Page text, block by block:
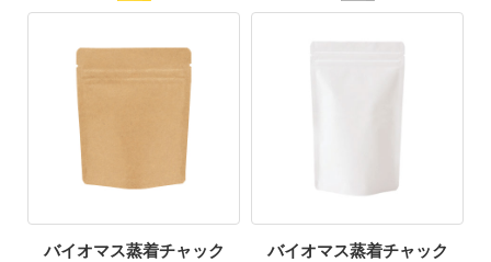
バイオマス蒸着チャック
バイオマス蒸着チャック